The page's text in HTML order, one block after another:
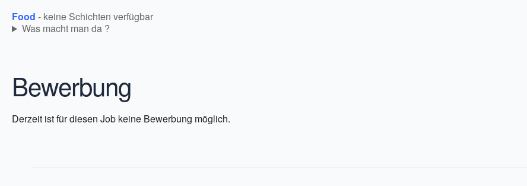
Food - keine Schichten verfügbar
Was macht man da ?
Bewerbung
Derzeit ist für diesen Job keine Bewerbung möglich.